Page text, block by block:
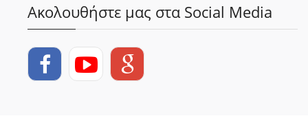
Ακολουθήστε μας στα Social Media